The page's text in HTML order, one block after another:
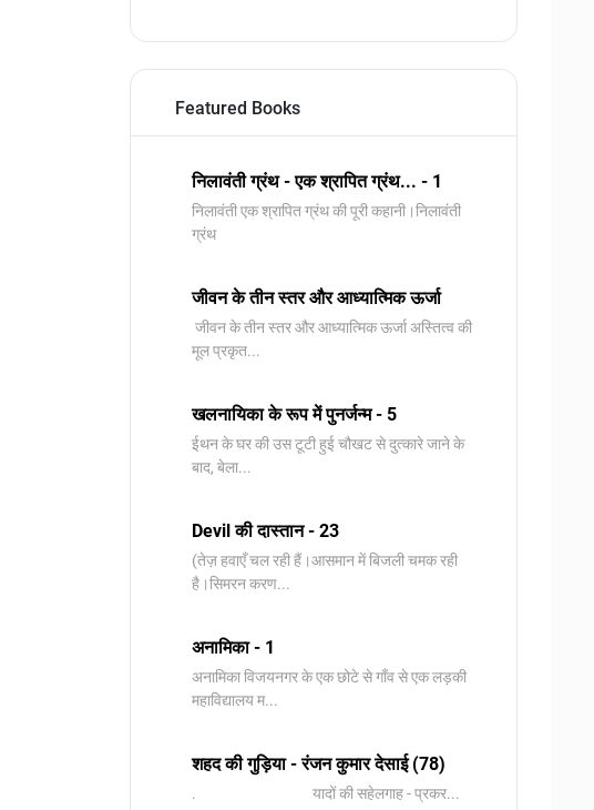
Featured Books
निलावंती ग्रंथ - एक श्रापित ग्रंथ... - 1
निलावंती एक श्रापित ग्रंथ की पूरी कहानी।निलावंती
ग्रंथ
जीवन के तीन स्तर और आध्यात्मिक ऊर्जा
जीवन के तीन स्तर और आध्यात्मिक ऊर्जा अस्तित्व की
मूल प्रकृत...
खलनायिका के रूप में पुनर्जन्म - 5
ईथन के घर की उस टूटी हुई चौखट से दुत्कारे जाने के
बाद, बेला...
Devil की दास्तान - 23
(तेज़ हवाएँ चल रही हैं।आसमान में बिजली चमक रही
है।सिमरन करण...
अनामिका - 1
अनामिका विजयनगर के एक छोटे से गाँव से एक लड़की
महाविद्यालय म...
शहद की गुड़िया - रंजन कुमार देसाई (78)
. यादों की सहेलगाह - प्रकर...